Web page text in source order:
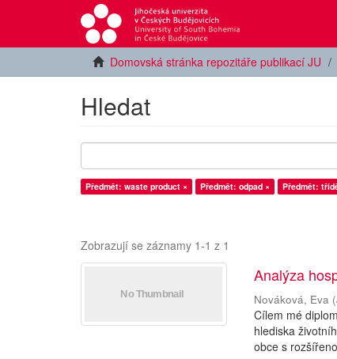
Domovská stránka repozitáře publikací JU
Hledat
Předmět: waste product × Předmět: odpad × Předmět:
Zobrazují se záznamy 1-1 z 1
Analýza
Nováková, Eva (
Cílem mé
hlediska
obce s